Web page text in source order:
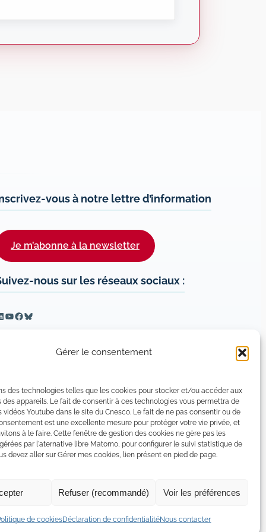
Gérer le consentement
des technologies telles que les cookies pour stocker et/ou accéder aux
des appareils. Le fait de consentir à ces technologies vous permettra de
vidéos Youtube dans le site du Cnesco. Le fait de ne pas consentir ou de
est une excellente mesure pour protéger votre vie privée, et
à le faire. Cette fenêtre de gestion des cookies ne gère pas les
par l'aternative libre Matomo, pour configurer le suivi statistique de
devez aller sur Gérer mes cookies, lien présent en pied de page.
Refuser (recommandé) Voir les préférences
de cookiesDéclaration de confidentialitéNous contacter
vous à notre lettre d’information
Je m’abonne à la newsletter
nous sur les réseaux sociaux :
YouTube
Facebook
Bluesky
de confidentialitéPolitique de certains cookies